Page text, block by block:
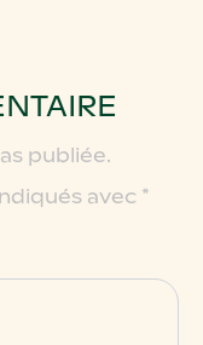
publiée.
avec *